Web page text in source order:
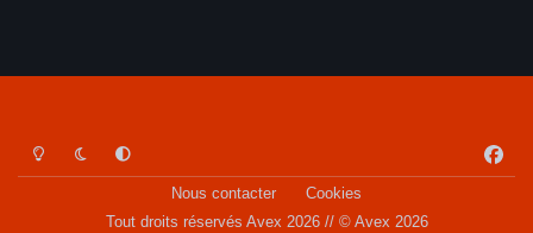
Light ModeDark ModeSystem Preference
a
Nous contacter
Cookies
Tout droits réservés Avex 2026 // © Avex 2026